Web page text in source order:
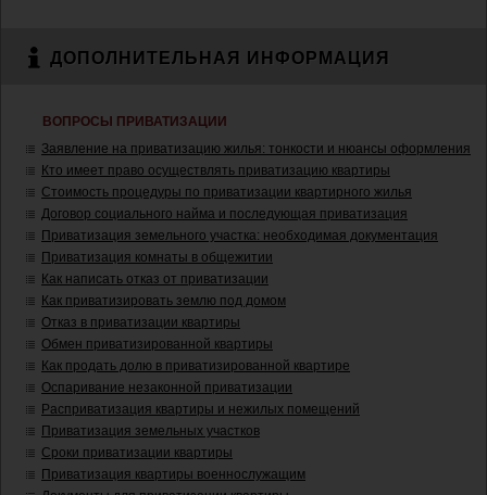
ДОПОЛНИТЕЛЬНАЯ ИНФОРМАЦИЯ
ВОПРОСЫ ПРИВАТИЗАЦИИ
Заявление на приватизацию жилья: тонкости и нюансы оформления
Кто имеет право осуществлять приватизацию квартиры
Стоимость процедуры по приватизации квартирного жилья
Договор социального найма и последующая приватизация
Приватизация земельного участка: необходимая документация
Приватизация комнаты в общежитии
Как написать отказ от приватизации
Как приватизировать землю под домом
Отказ в приватизации квартиры
Обмен приватизированной квартиры
Как продать долю в приватизированной квартире
Оспаривание незаконной приватизации
Расприватизация квартиры и нежилых помещений
Приватизация земельных участков
Сроки приватизации квартиры
Приватизация квартиры военнослужащим